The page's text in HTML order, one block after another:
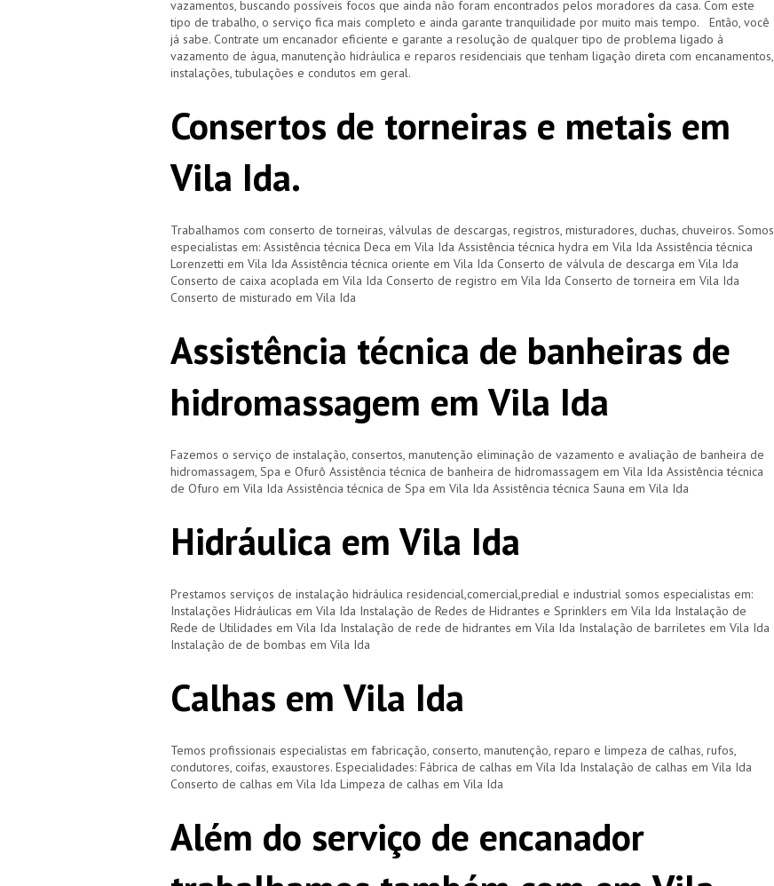
vazamentos, buscando possíveis focos que ainda não foram encontrados pelos moradores da casa. Com este
tipo de trabalho, o serviço fica mais completo e ainda garante tranquilidade por muito mais tempo. Então, você
já sabe. Contrate um encanador eficiente e garante a resolução de qualquer tipo de problema ligado à
vazamento de água, manutenção hidráulica e reparos residenciais que tenham ligação direta com encanamentos,
instalações, tubulações e condutos em geral.
Consertos de torneiras e metais em
Vila Ida.
Trabalhamos com conserto de torneiras, válvulas de descargas, registros, misturadores, duchas, chuveiros. Somos
especialistas em: Assistência técnica Deca em Vila Ida Assistência técnica hydra em Vila Ida Assistência técnica
Lorenzetti em Vila Ida Assistência técnica oriente em Vila Ida Conserto de válvula de descarga em Vila Ida
Conserto de caixa acoplada em Vila Ida Conserto de registro em Vila Ida Conserto de torneira em Vila Ida
Conserto de misturado em Vila Ida
Assistência técnica de banheiras de
hidromassagem em Vila Ida
Fazemos o serviço de instalação, consertos, manutenção eliminação de vazamento e avaliação de banheira de
hidromassagem, Spa e Ofurô Assistência técnica de banheira de hidromassagem em Vila Ida Assistência técnica
de Ofuro em Vila Ida Assistência técnica de Spa em Vila Ida Assistência técnica Sauna em Vila Ida
Hidráulica em Vila Ida
Prestamos serviços de instalação hidráulica residencial,comercial,predial e industrial somos especialistas em:
Instalações Hidráulicas em Vila Ida Instalação de Redes de Hidrantes e Sprinklers em Vila Ida Instalação de
Rede de Utilidades em Vila Ida Instalação de rede de hidrantes em Vila Ida Instalação de barriletes em Vila Ida
Instalação de de bombas em Vila Ida
Calhas em Vila Ida
Temos profissionais especialistas em fabricação, conserto, manutenção, reparo e limpeza de calhas, rufos,
condutores, coifas, exaustores. Especialidades: Fábrica de calhas em Vila Ida Instalação de calhas em Vila Ida
Conserto de calhas em Vila Ida Limpeza de calhas em Vila Ida
Além do serviço de encanador